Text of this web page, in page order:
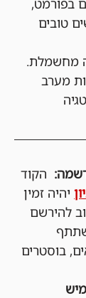
טובים
מחשמלת.
מערב
הקוד
יהיה זמין
להירשם
בוסטרים